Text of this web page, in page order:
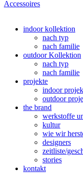
Accessoires
indoor kollektion
nach typ
nach familie
outdoor Kollektion
nach typ
nach familie
projekte
indoor
outdoor
the brand
werkstoffe
kultur
wie wir
designers
zeitliste/
stories
kontakt